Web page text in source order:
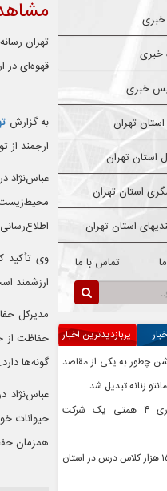
خبری
خبری
خبری
استان تهران
استان تهران
استان تهران
استان تهران
تماس با ما
پربازدیدترین اخبار
چطور به یکی از مقاصد
زنانه تبدیل شد
کلاهبرداری ۴ همتی یک شرکت
نوسازی ۱۵ هزار کلاس درس در استان
تهران
قهوه‌ای در
به گزارش
ارجمند از
عباس‌نژاد
وی تأکید
ارزشمند
مدیرکل
حفاظت از
گونه‌ها دارد.
عباس‌نژاد
حیوانات
همزمان